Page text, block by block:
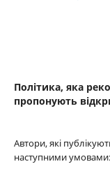
Політика, яка
пропонують
Автори, які
наступними умовами: